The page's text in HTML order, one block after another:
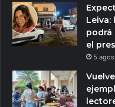
Leiva:
podrá
el
5